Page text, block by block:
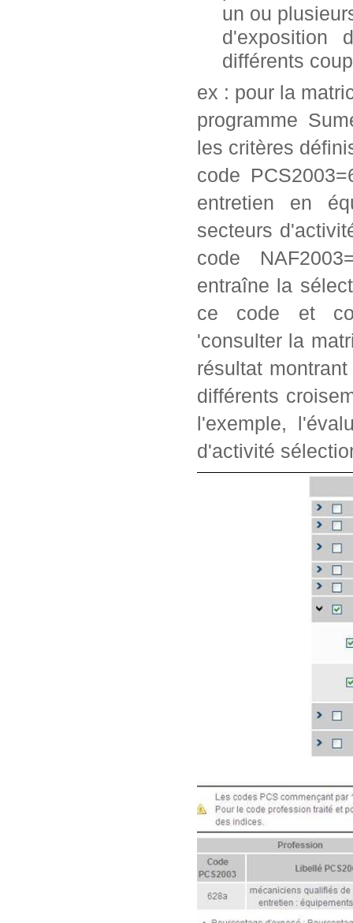
un ou
d'exposition
différents
ex : pour la
programme
les critères
code
entretien en
secteurs
code
entraîne la
ce code et
'consulter la
résultat
différents
l'exemple,
d'activité